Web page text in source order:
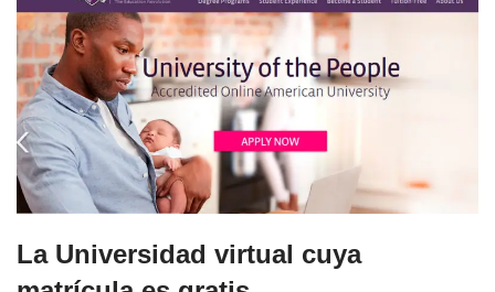
La Universidad virtual cuya